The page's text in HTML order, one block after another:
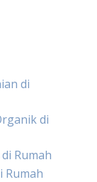
di
di
Rumah
Rumah